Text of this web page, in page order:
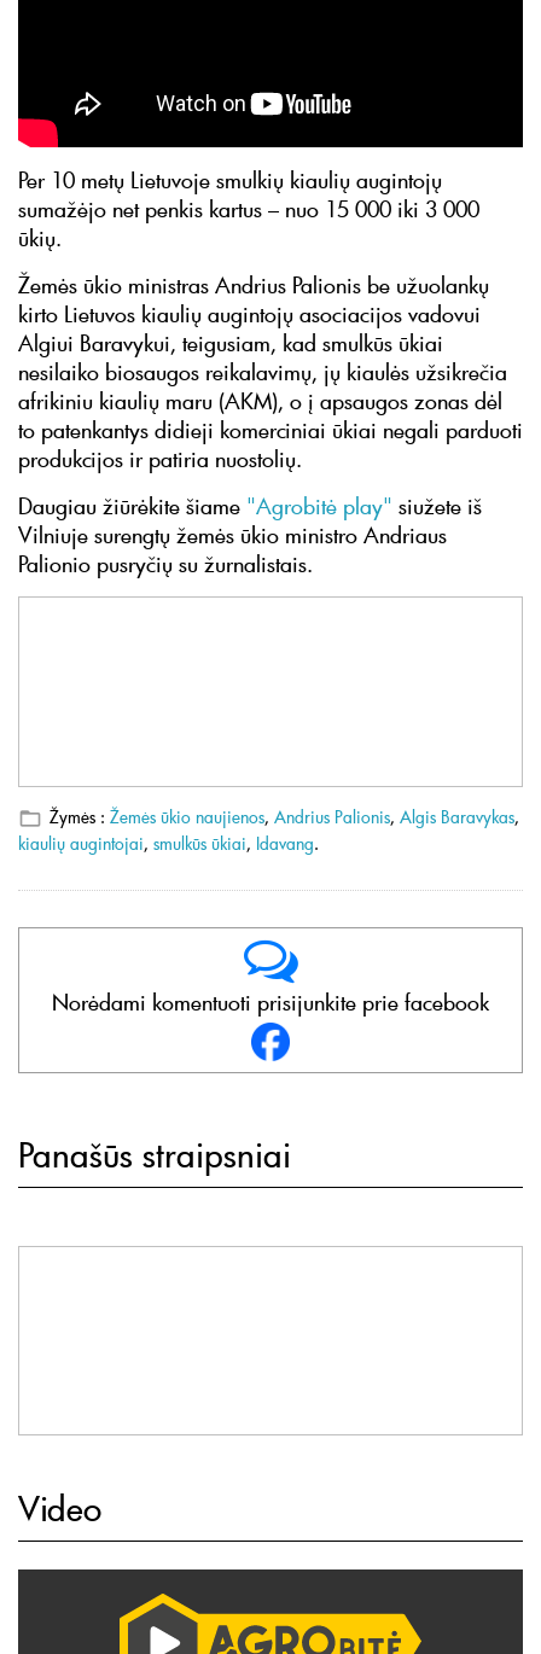
Per 10 metų Lietuvoje smulkių kiaulių augintojų
sumažėjo net penkis kartus – nuo 15 000 iki 3 000
ūkių.
Žemės ūkio ministras Andrius Palionis be užuolankų
kirto Lietuvos kiaulių augintojų asociacijos vadovui
Algiui Baravykui, teigusiam, kad smulkūs ūkiai
nesilaiko biosaugos reikalavimų, jų kiaulės užsikrečia
afrikiniu kiaulių maru (AKM), o į apsaugos zonas dėl
to patenkantys didieji komerciniai ūkiai negali parduoti
produkcijos ir patiria nuostolių.
Daugiau žiūrėkite šiame "Agrobitė play" siužete iš
Vilniuje surengtų žemės ūkio ministro Andriaus
Palionio pusryčių su žurnalistais.
Žymės : Žemės ūkio naujienos, Andrius Palionis, Algis Baravykas,
kiaulių augintojai, smulkūs ūkiai, Idavang.
Norėdami komentuoti prisijunkite prie facebook
Panašūs straipsniai
Video